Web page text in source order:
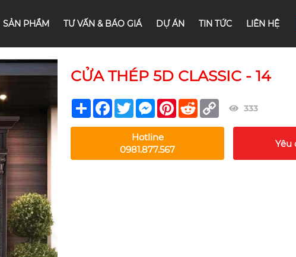
SẢN PHẨM TƯ VẤN & BÁO GIÁ DỰ ÁN TIN TỨC LIÊN HỆ
CỬA THÉP 5D CLASSIC - 14
ShareFacebook
TwitterMessenger
Pinterest
Reddit Copy
Link
333
Hotline
0981.877.567
Yêu